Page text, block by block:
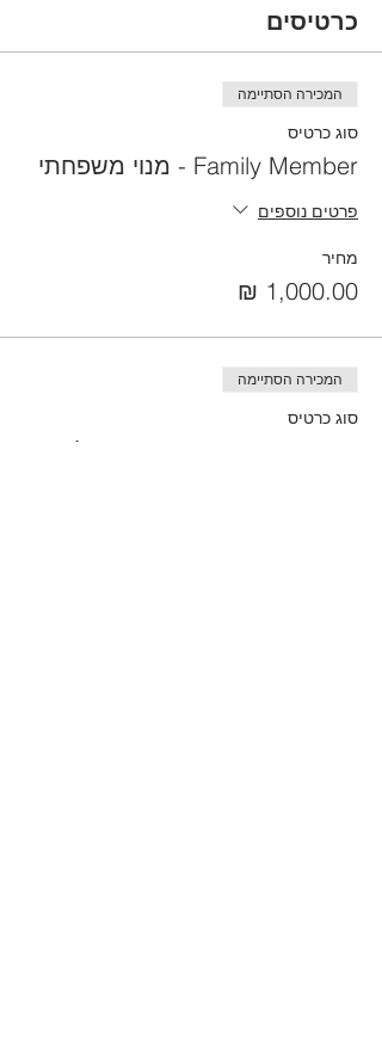
כרטיסים
המכירה הסתיימה
סוג כרטיס
Family Member - מנוי משפחתי
פרטים נוספים
מחיר
המכירה הסתיימה
סוג כרטיס